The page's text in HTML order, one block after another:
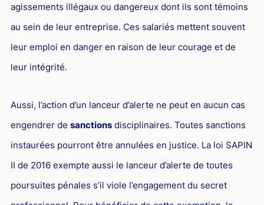
agissements illégaux ou dangereux dont ils sont témoins
au sein de leur entreprise. Ces salariés mettent souvent
leur emploi en danger en raison de leur courage et de
leur intégrité.
Aussi, l’action d’un lanceur d’alerte ne peut en aucun cas
engendrer de sanctionsdisciplinaires. Toutes sanctions
instaurées pourront être annulées en justice. La loi SAPIN
II de 2016 exempte aussi le lanceur d’alerte de toutes
poursuites pénales s’il viole l’engagement du secret